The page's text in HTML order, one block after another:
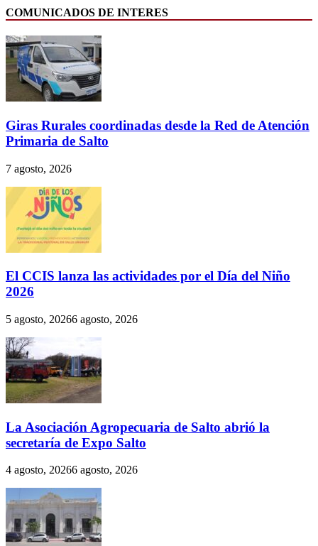
COMUNICADOS DE INTERES
Giras Rurales coordinadas desde la Red de Atención
Primaria de Salto
7 agosto, 2026
El CCIS lanza las actividades por el Día del Niño
2026
5 agosto, 20266 agosto, 2026
La Asociación Agropecuaria de Salto abrió la
secretaría de Expo Salto
4 agosto, 20266 agosto, 2026